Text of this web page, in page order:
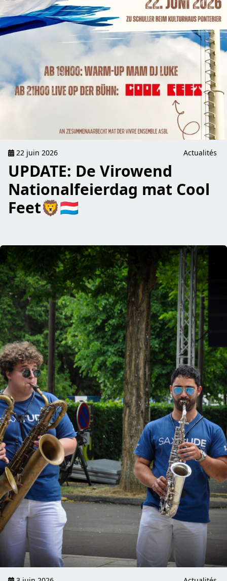
22 juin 2026 Actualités
UPDATE: De Virowend
Nationalfeierdag mat Cool
Feet🦁🇱🇺
read Fotoréckbleck vum Sonnden – Schuller Kiermes 2026